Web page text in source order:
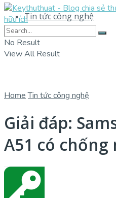
Tin tức công nghệ
No Result
View All Result
Home Tin tức công nghệ
Giải đáp:
A51 có